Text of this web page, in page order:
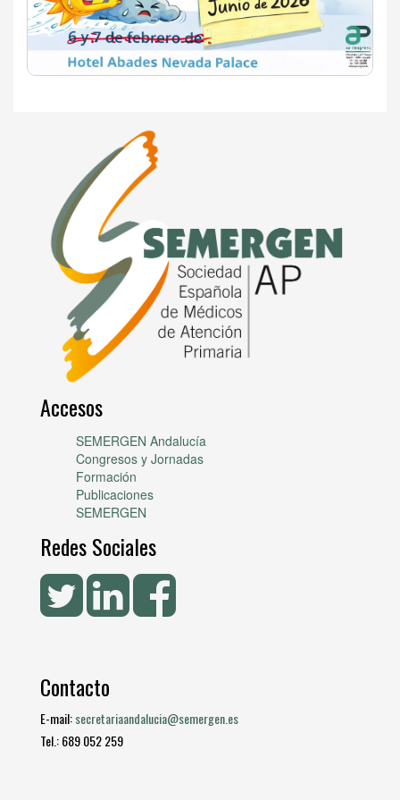
Accesos
SEMERGEN Andalucía
Congresos y Jornadas
Formación
Publicaciones
SEMERGEN
Redes Sociales
Contacto
E-mail:secretariaandalucia@semergen.es
Tel.: 689 052 259